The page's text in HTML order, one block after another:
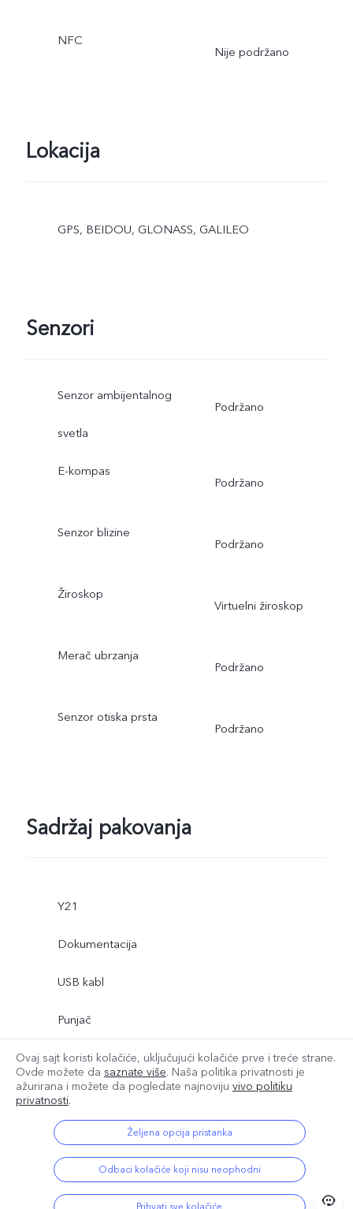
NFC
Nije podržano
Lokacija
GPS, BEIDOU, GLONASS, GALILEO
Senzori
Senzor ambijentalnog
svetla
Podržano
E-kompas
Podržano
Senzor blizine
Podržano
Žiroskop
Virtuelni žiroskop
Merač ubrzanja
Podržano
Senzor otiska prsta
Podržano
Sadržaj pakovanja
Y21
Dokumentacija
USB kabl
Punjač
Alatka za izbacivanje kartice
Zaštitna folija (postavljena)
Više
Ovaj sajt koristi kolačiće, uključujući kolačiće prve i treće strane.
Ovde možete da saznate više. Naša politika privatnosti je
ažurirana i možete da pogledate najnoviju vivo politiku
privatnosti.
Željena opcija pristanka
Odbaci kolačiće koji nisu neophodni